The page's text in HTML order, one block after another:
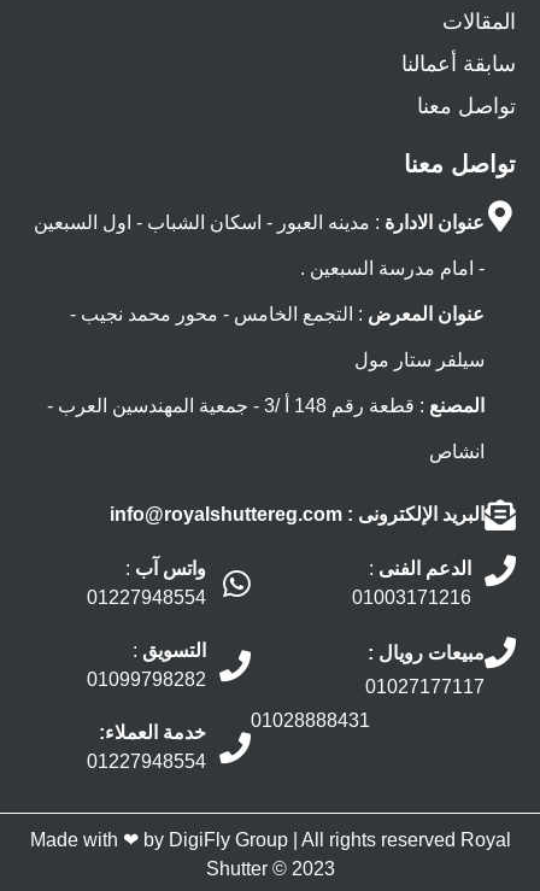
المقالات
سابقة أعمالنا
تواصل معنا
تواصل معنا
عنوان الادارة : مدينه العبور - اسكان الشباب - اول السبعين
- امام مدرسة السبعين .
عنوان المعرض : التجمع الخامس - محور محمد نجيب -
سيلفر ستار مول
المصنع : قطعة رقم 148 أ /3 - جمعية المهندسين العرب -
انشاص
البريد الإلكترونى : info@royalshuttereg.com
الدعم الفنى :
01003171216
مبيعات رويال :
01027177117
01028888431
واتس آب :
01227948554
التسويق :
01099798282
خدمة العملاء:
01227948554
Made with ❤ by DigiFly Group | All rights reserved Royal
Shutter© 2023